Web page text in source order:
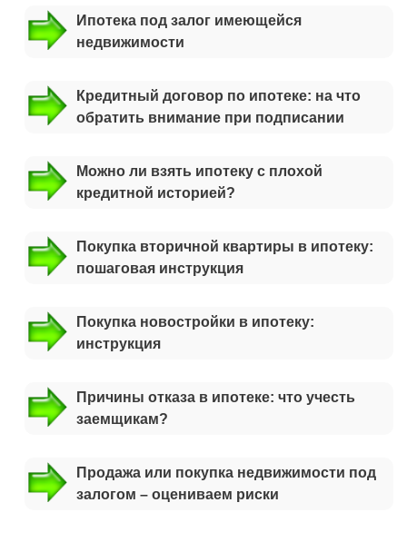
Ипотека под залог имеющейся
недвижимости
Кредитный договор по ипотеке: на что
обратить внимание при подписании
Можно ли взять ипотеку с плохой
кредитной историей?
Покупка вторичной квартиры в ипотеку:
пошаговая инструкция
Покупка новостройки в ипотеку:
инструкция
Причины отказа в ипотеке: что учесть
заемщикам?
Продажа или покупка недвижимости под
залогом – оцениваем риски